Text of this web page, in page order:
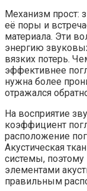
Механизм прост:
её поры и
материала. Эти
энергию
вязких потерь.
эффективнее
нужна более
отражался
На восприятие
коэффициент
расположение
Акустическая
системы, поэтому
элементами
правильным